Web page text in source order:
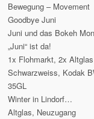
Bewegung – Movement
Goodbye Juni
Juni und das Bokeh
„Juni“ ist da!
1x Flohmarkt, 2x Altglas
Schwarzweiss, Kodak
35GL
Winter in Lindorf…
Altglas, Neuzugang